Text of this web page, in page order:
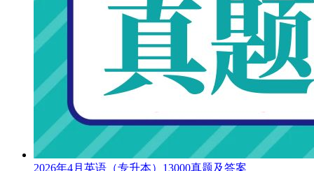
2026年4月英语（专升本）13000真题及答案